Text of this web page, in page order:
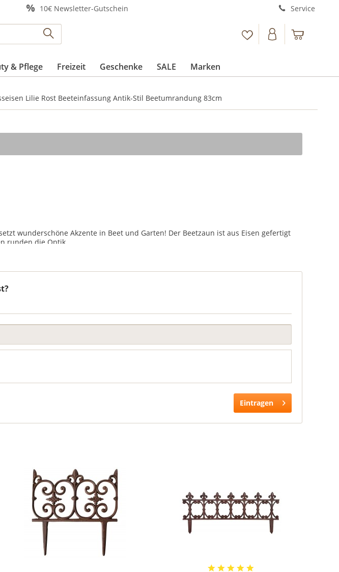
10€ Newsletter-Gutschein Service
& Pflege Freizeit Geschenke SALE Marken
Lilie Rost Beeteinfassung Antik-Stil Beetumrandung 83cm
wunderschöne Akzente in Beet und Garten! Der Beetzaun ist aus Eisen gefertigt
runden die Optik...
Eintragen